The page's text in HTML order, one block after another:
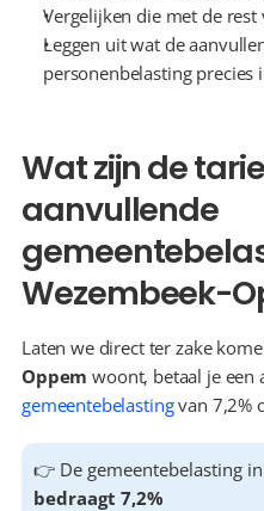
Vergelijken die met de rest
Leggen uit wat de
personenbelasting precies
Wat zijn de
aanvullende
Wezembeek-
Laten we direct ter zake
Oppem
gemeentebelasting van 7,2%
👉 De gemeentebelasting in
bedraagt 7,2%